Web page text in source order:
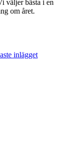
väljer bästa i en
om året.
inlägget